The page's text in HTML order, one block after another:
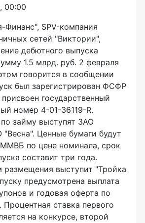
00:00
SPV-компания
сетей "Виктории",
дебютного выпуска
1.5 млрд. руб. 2 февраля
говорится в сообщении
был зарегистрирован ФСФР
государственный
номер 4-01-36119-R.
займу выступят ЗАО
Ценные бумаги будут
по цене номинала, срок
составит три года.
размещения выступит "Тройка
предусмотрена выплата
и годовая оферта по
Процентная ставка первого
на конкурсе, второй